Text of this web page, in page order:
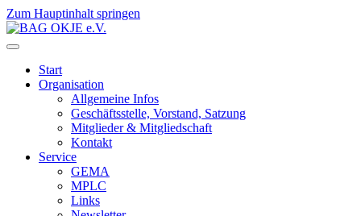
Zum Hauptinhalt springen
Start
Organisation
Allgemeine Infos
Geschäftsstelle, Vorstand, Satzung
Mitglieder & Mitgliedschaft
Kontakt
Service
GEMA
MPLC
Links